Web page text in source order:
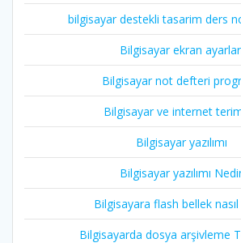
bilgisayar destekli tasarim ders
Bilgisayar ekran
Bilgisayar not defteri
Bilgisayar ve internet
Bilgisayar yazılımı
Bilgisayar yazılımı
Bilgisayara flash bellek nasıl
Bilgisayarda dosya arşivleme